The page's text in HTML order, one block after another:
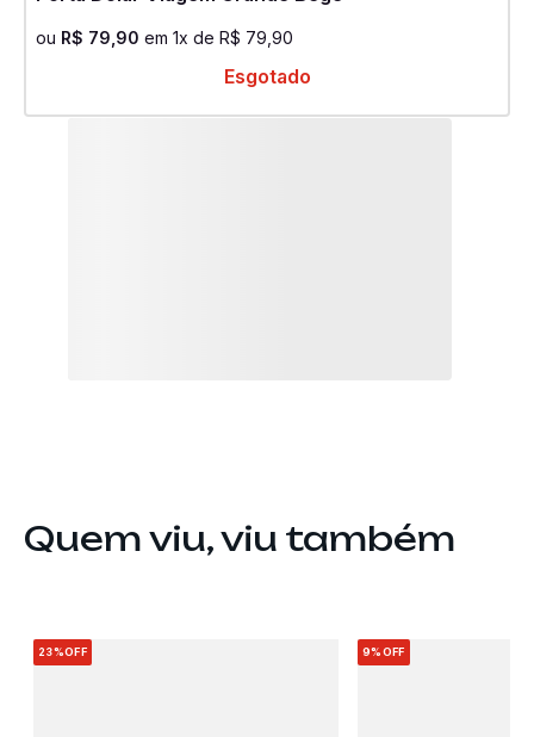
ou R$ 79 90 em 1x de R$ 79 90
Esgotado
Quem viu, viu também
23%OFF 9%OFF